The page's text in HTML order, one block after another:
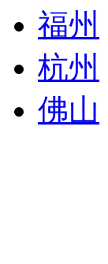
福州
杭州
佛山